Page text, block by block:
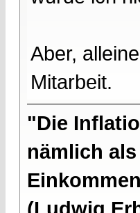
Aber,
Mitarbeit.
"Die
nämlich